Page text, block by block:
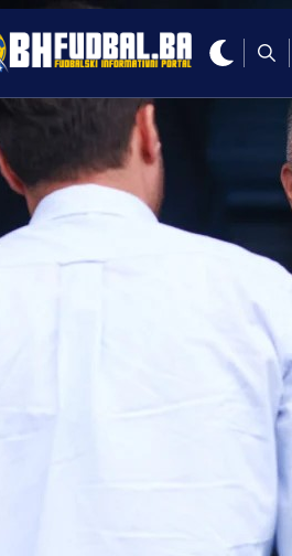
Bonifiku: Koprani
kao gosti